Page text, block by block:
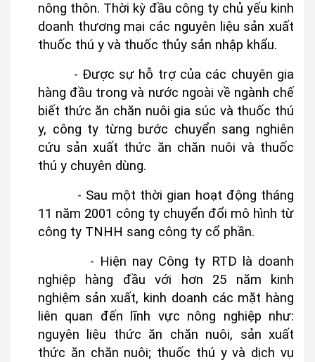
nông thôn. Thời kỳ đầu công ty chủ yếu kinh
doanh thương mại các nguyên liệu sản xuất
thuốc thú y và thuốc thủy sản nhập khẩu.
- Được sự hỗ trợ của các chuyên gia
hàng đầu trong và nước ngoài về ngành chế
biết thức ăn chăn nuôi gia súc và thuốc thú
y, công ty từng bước chuyển sang nghiên
cứu sản xuất thức ăn chăn nuôi và thuốc
thú y chuyên dùng.
- Sau một thời gian hoạt động tháng
11 năm 2001 công ty chuyển đổi mô hình từ
công ty TNHH sang công ty cổ phần.
- Hiện nay Công ty RTD là doanh
nghiệp hàng đầu với hơn 25 năm kinh
nghiệm sản xuất, kinh doanh các mặt hàng
liên quan đến lĩnh vực nông nghiệp như:
nguyên liệu thức ăn chăn nuôi, sản xuất
thức ăn chăn nuôi; thuốc thú y và dịch vụ